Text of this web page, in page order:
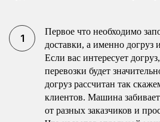
Первое что необходимо
доставки, а именно догруз
Если вас интересует
перевозки будет
догруз рассчитан так
клиентов. Машина
от разных заказчиков и